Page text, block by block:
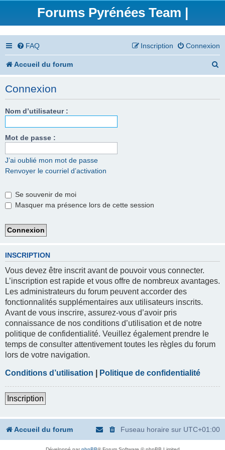
Forums Pyrénées Team |
FAQ Connexion
Inscription
Accueil du forum
Connexion
Nom d’utilisateur :
Mot de passe :
J’ai oublié mon mot de passe
Renvoyer le courriel d’activation
Se souvenir de moi
Masquer ma présence lors de cette session
INSCRIPTION
Vous devez être inscrit avant de pouvoir vous connecter.
L’inscription est rapide et vous offre de nombreux avantages.
Les administrateurs du forum peuvent accorder des
fonctionnalités supplémentaires aux utilisateurs inscrits.
Avant de vous inscrire, assurez-vous d’avoir pris
connaissance de nos conditions d’utilisation et de notre
politique de confidentialité. Veuillez également prendre le
temps de consulter attentivement toutes les règles du forum
lors de votre navigation.
Conditions d’utilisation Politique de confidentialité
Inscription
Accueil du forum Fuseau horaire sur UTC+01:00